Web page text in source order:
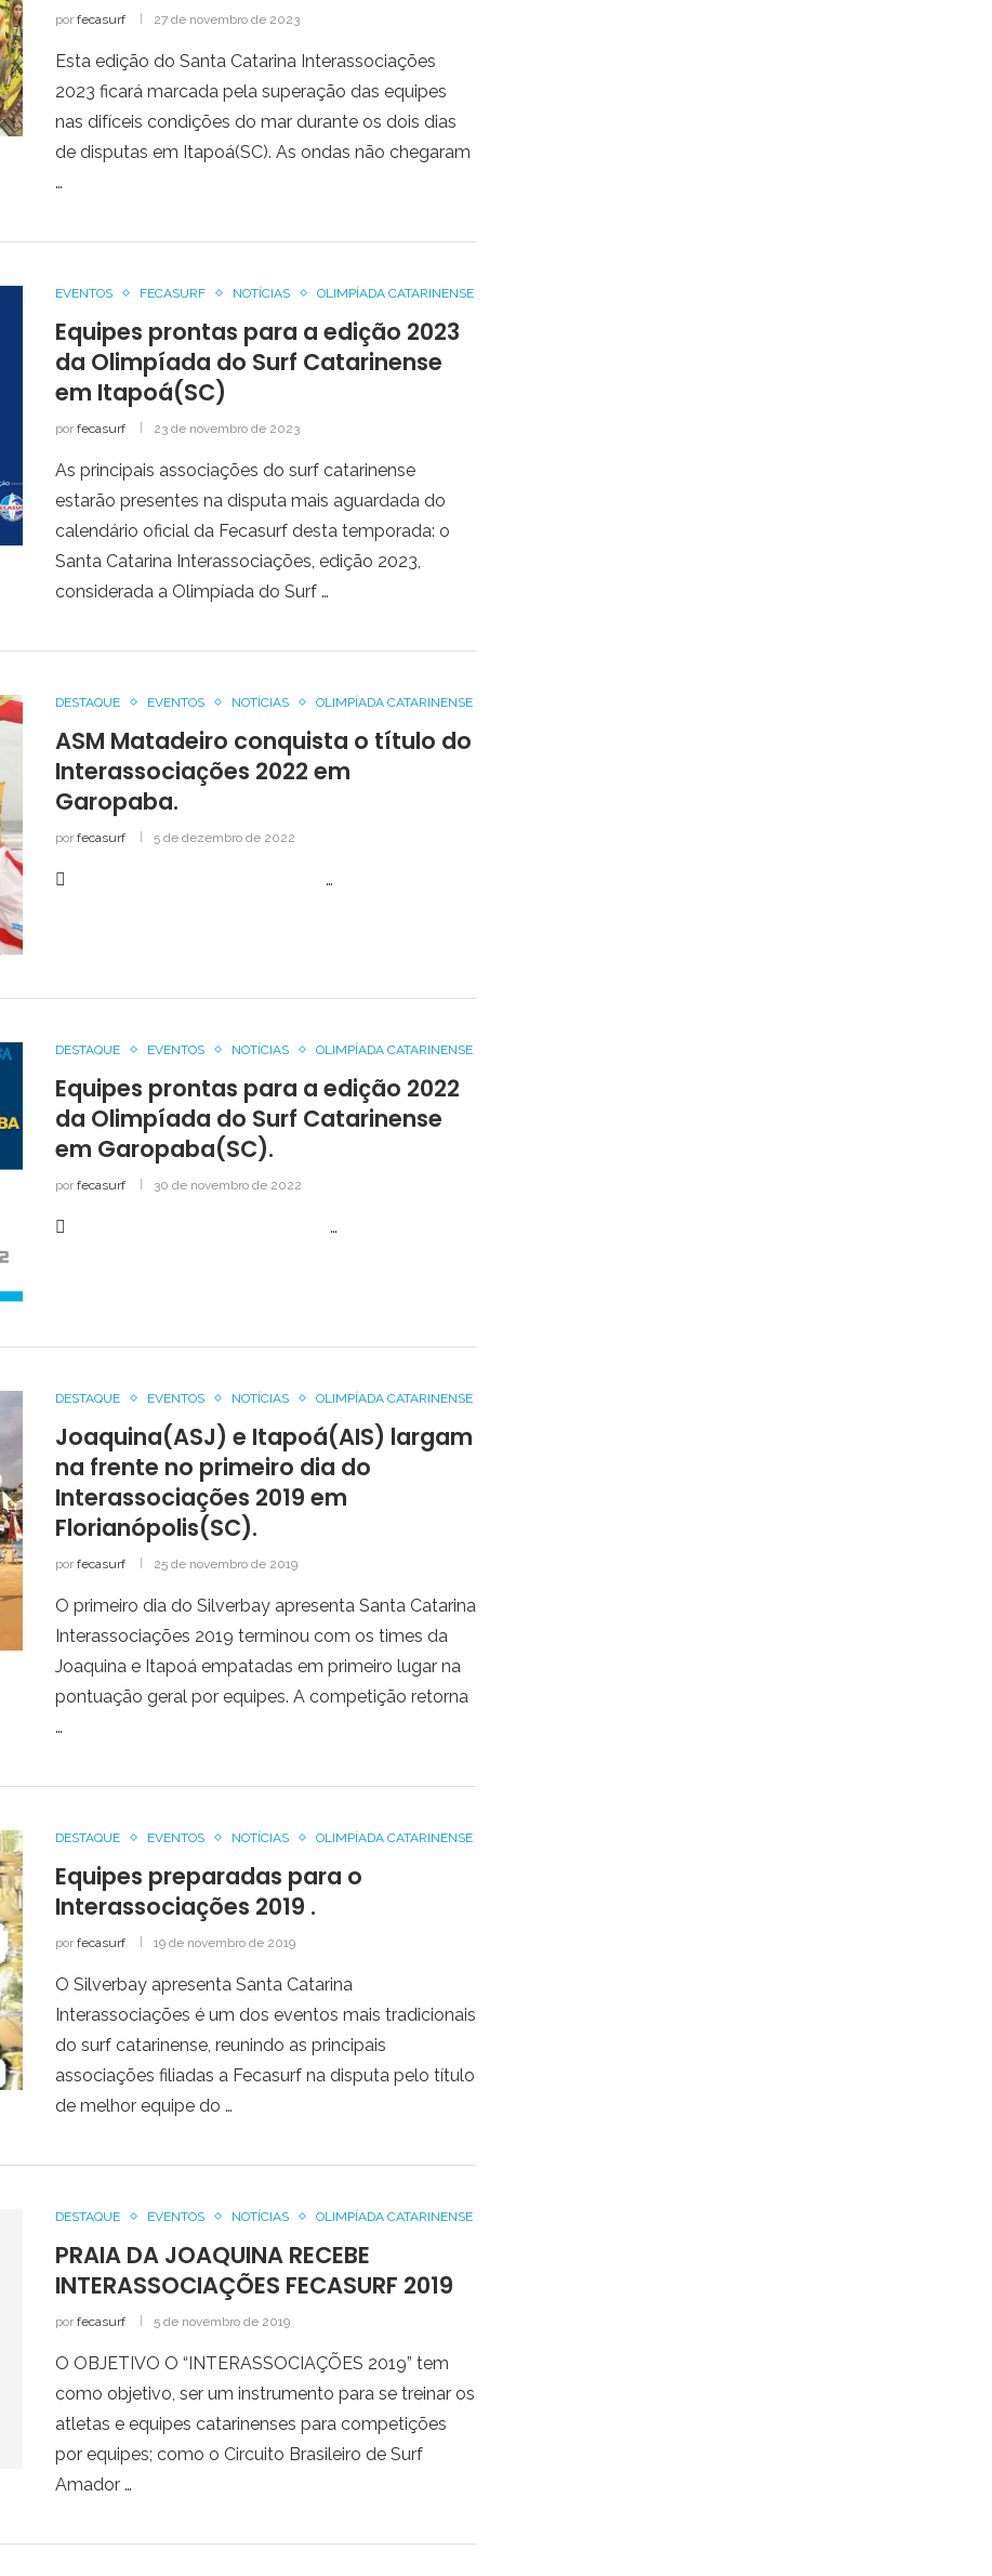
por fecasurf 27 de novembro de 2023
Esta edição do Santa Catarina Interassociações
2023 ficará marcada pela superação das equipes
nas difíceis condições do mar durante os dois dias
de disputas em Itapoá(SC). As ondas não chegaram
…
EVENTOS FECASURF NOTÍCIAS OLIMPÍADA CATARINENSE
Equipes prontas para a edição 2023
da Olimpíada do Surf Catarinense
em Itapoá(SC)
por fecasurf 23 de novembro de 2023
As principais associações do surf catarinense
estarão presentes na disputa mais aguardada do
calendário oficial da Fecasurf desta temporada: o
Santa Catarina Interassociações, edição 2023,
considerada a Olimpíada do Surf …
DESTAQUE EVENTOS NOTÍCIAS OLIMPÍADA CATARINENSE
ASM Matadeiro conquista o título do
Interassociações 2022 em
Garopaba.
por fecasurf 5 de dezembro de 2022
 …
DESTAQUE EVENTOS NOTÍCIAS OLIMPÍADA CATARINENSE
Equipes prontas para a edição 2022
da Olimpíada do Surf Catarinense
em Garopaba(SC).
por fecasurf 30 de novembro de 2022
 …
DESTAQUE EVENTOS NOTÍCIAS OLIMPÍADA CATARINENSE
Joaquina(ASJ) e Itapoá(AIS) largam
na frente no primeiro dia do
Interassociações 2019 em
Florianópolis(SC).
por fecasurf 25 de novembro de 2019
O primeiro dia do Silverbay apresenta Santa Catarina
Interassociações 2019 terminou com os times da
Joaquina e Itapoá empatadas em primeiro lugar na
pontuação geral por equipes. A competição retorna
…
DESTAQUE EVENTOS NOTÍCIAS OLIMPÍADA CATARINENSE
Equipes preparadas para o
Interassociações 2019 .
por fecasurf 19 de novembro de 2019
O Silverbay apresenta Santa Catarina
Interassociações é um dos eventos mais tradicionais
do surf catarinense, reunindo as principais
associações filiadas a Fecasurf na disputa pelo título
de melhor equipe do …
DESTAQUE EVENTOS NOTÍCIAS OLIMPÍADA CATARINENSE
PRAIA DA JOAQUINA RECEBE
INTERASSOCIAÇÕES FECASURF 2019
por fecasurf 5 de novembro de 2019
O OBJETIVO O “INTERASSOCIAÇÕES 2019” tem
como objetivo, ser um instrumento para se treinar os
atletas e equipes catarinenses para competições
por equipes; como o Circuito Brasileiro de Surf
Amador …